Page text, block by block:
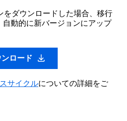
をダウンロードした場合、移行
動的に新バージョンにアップ
ロード
サイクルについての詳細をご